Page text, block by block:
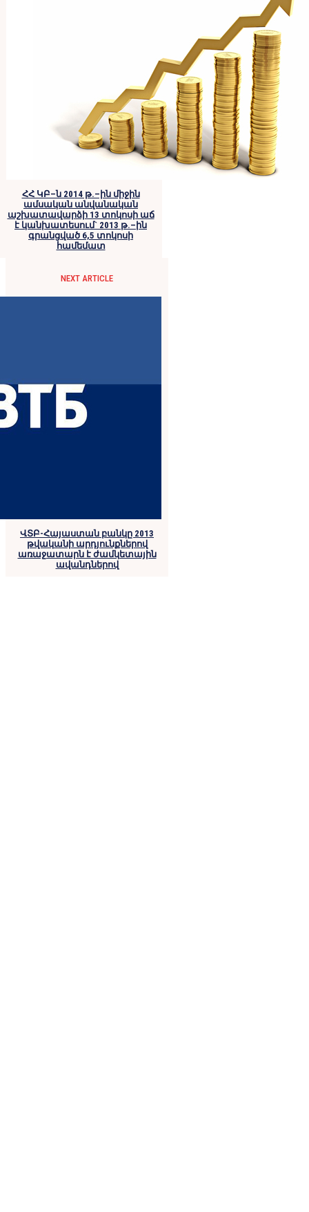
ՀՀ ԿԲ–ն 2014 թ.–ին միջին
ամսական անվանական
աշխատավարձի 13 տոկոսի աճ
է կանխատեսում` 2013 թ.–ին
գրանցված 6,5 տոկոսի
համեմատ
NEXT ARTICLE
ՎՏԲ-Հայաստան բանկը 2013
թվականի արդյունքներով
առաջատարն է ժամկետային
ավանդներով